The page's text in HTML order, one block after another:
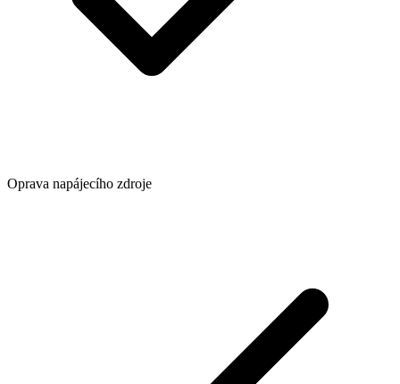
Oprava napájecího zdroje